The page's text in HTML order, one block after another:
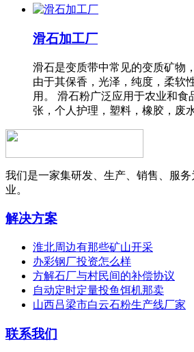
滑石加工厂
滑石是变质带中常见的变质矿物
由于其保香，光泽，纯度，柔软
用。 滑石粉广泛应用于农业和食
张，个人护理，塑料，橡胶，废
我们是一家集研发、生产、销售、服
业。
解决方案
淮北周边有那些矿山开采
办彩钢厂投资怎么样
方解石厂与村民间的补偿协议
自动定时定量投鱼饵机那卖
山西吕梁市白云石粉生产线厂家
联系我们